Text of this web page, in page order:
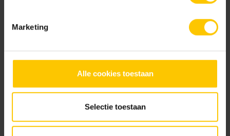
Marketing
Alle cookies toestaan
Selectie toestaan
Brochures